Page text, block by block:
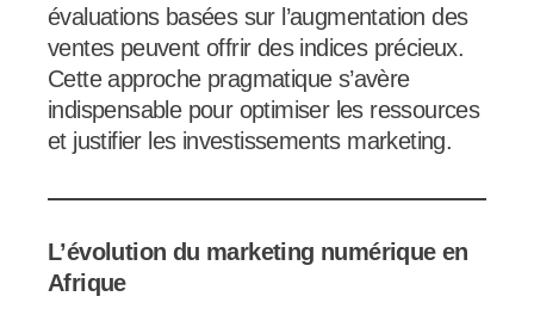
évaluations basées sur l’augmentation des
ventes peuvent offrir des indices précieux.
Cette approche pragmatique s’avère
indispensable pour optimiser les ressources
et justifier les investissements marketing.
L’évolution du marketing numérique en
Afrique